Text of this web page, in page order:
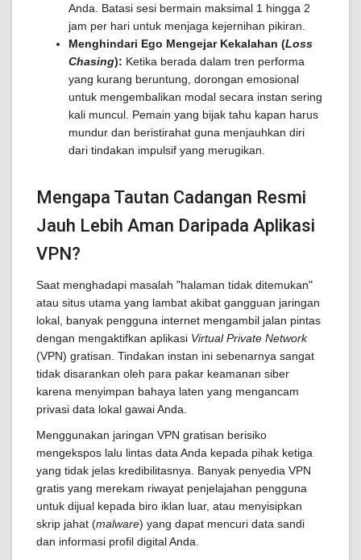
Anda. Batasi sesi bermain maksimal 1 hingga 2
jam per hari untuk menjaga kejernihan pikiran.
Menghindari Ego Mengejar Kekalahan (Loss
Chasing): Ketika berada dalam tren performa
yang kurang beruntung, dorongan emosional
untuk mengembalikan modal secara instan sering
kali muncul. Pemain yang bijak tahu kapan harus
mundur dan beristirahat guna menjauhkan diri
dari tindakan impulsif yang merugikan.
Mengapa Tautan Cadangan Resmi
Jauh Lebih Aman Daripada Aplikasi
VPN?
Saat menghadapi masalah "halaman tidak ditemukan"
atau situs utama yang lambat akibat gangguan jaringan
lokal, banyak pengguna internet mengambil jalan pintas
dengan mengaktifkan aplikasi Virtual Private Network
(VPN) gratisan. Tindakan instan ini sebenarnya sangat
tidak disarankan oleh para pakar keamanan siber
karena menyimpan bahaya laten yang mengancam
privasi data lokal gawai Anda.
Menggunakan jaringan VPN gratisan berisiko
mengekspos lalu lintas data Anda kepada pihak ketiga
yang tidak jelas kredibilitasnya. Banyak penyedia VPN
gratis yang merekam riwayat penjelajahan pengguna
untuk dijual kepada biro iklan luar, atau menyisipkan
skrip jahat (malware) yang dapat mencuri data sandi
dan informasi profil digital Anda.